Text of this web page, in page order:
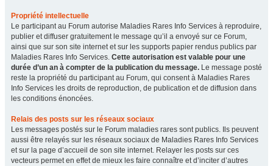
Propriété intellectuelle
Le participant au Forum autorise Maladies Rares Info Services à reproduire,
publier et diffuser gratuitement le message qu’il a envoyé sur ce Forum,
ainsi que sur son site internet et sur les supports papier rendus publics par
Maladies Rares Info Services. Cette autorisation est valable pour une
durée d’un an à compter de la publication du message. Le message posté
reste la propriété du participant au Forum, qui consent à Maladies Rares
Info Services les droits de reproduction, de publication et de diffusion dans
les conditions énoncées.
Relais des posts sur les réseaux sociaux
Les messages postés sur le Forum maladies rares sont publics. Ils peuvent
aussi être relayés sur les réseaux sociaux de Maladies Rares Info Services
et sur la page d’accueil de son site internet. Relayer les posts sur ces
vecteurs permet en effet de mieux les faire connaître et d’inciter d’autres